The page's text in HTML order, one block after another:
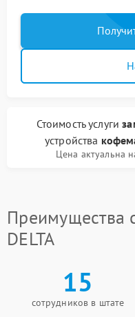
Стоимость услуги
устройства
Цена актуальна
Преимущества
DELTA
15
сотрудников в штате